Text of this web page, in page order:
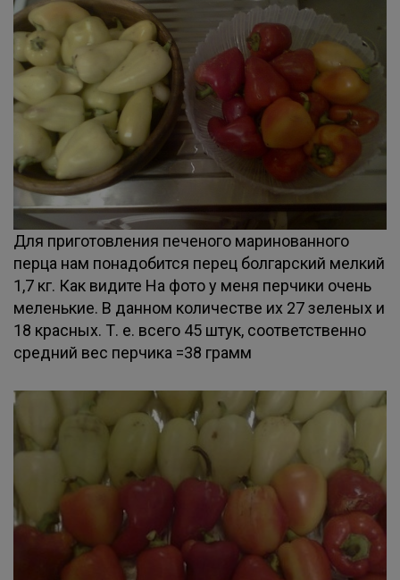
Для приготовления печеного маринованного
перца нам понадобится перец болгарский мелкий
1,7 кг. Как видите На фото у меня перчики очень
меленькие. В данном количестве их 27 зеленых и
18 красных. Т. е. всего 45 штук, соответственно
средний вес перчика =38 грамм